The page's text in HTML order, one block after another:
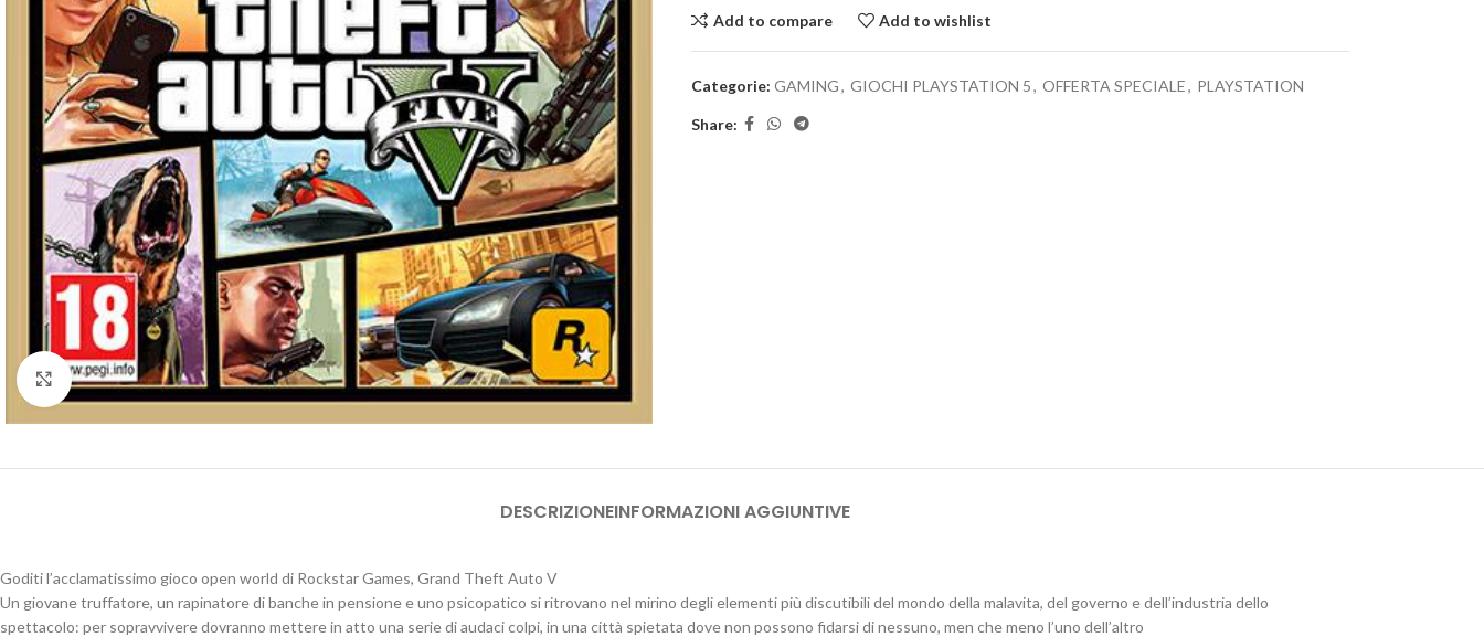
Click to enlarge
Add to compare Add to wishlist
Categorie: GAMING, GIOCHI PLAYSTATION 5, OFFERTA SPECIALE, PLAYSTATION
Share:
DESCRIZIONEINFORMAZIONI AGGIUNTIVE
Goditi l’acclamatissimo gioco open world di Rockstar Games, Grand Theft Auto V
Un giovane truffatore, un rapinatore di banche in pensione e uno psicopatico si ritrovano nel mirino degli elementi più discutibili del mondo della malavita, del governo e dell’industria dello
spettacolo: per sopravvivere dovranno mettere in atto una serie di audaci colpi, in una città spietata dove non possono fidarsi di nessuno, men che meno l’uno dell’altro